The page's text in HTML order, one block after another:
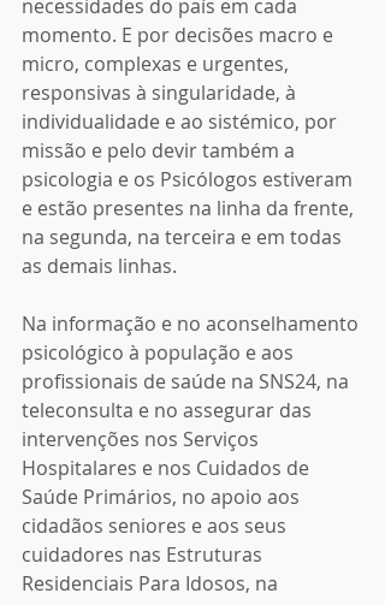
necessidades do país em cada
momento. E por decisões macro e
micro, complexas e urgentes,
responsivas à singularidade, à
individualidade e ao sistémico, por
missão e pelo devir também a
psicologia e os Psicólogos estiveram
e estão presentes na linha da frente,
na segunda, na terceira e em todas
as demais linhas.
Na informação e no aconselhamento
psicológico à população e aos
profissionais de saúde na SNS24, na
teleconsulta e no assegurar das
intervenções nos Serviços
Hospitalares e nos Cuidados de
Saúde Primários, no apoio aos
cidadãos seniores e aos seus
cuidadores nas Estruturas
Residenciais Para Idosos, na